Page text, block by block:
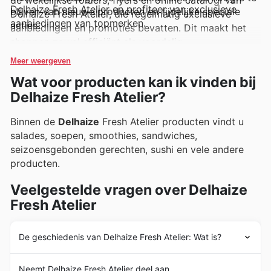
Delhaize Fresh Atelier, die regelmatig exclusieve
aanbiedingen en promoties bevatten. Dit maakt het
shoppen zowel efficiënt als voordelig.
blijven van nieuwe producten en tijdelijke speciale
acties.
Delhaize Fresh Atelier en profiteer van exclusieve
aanbiedingen van topmerken.
Meer weergeven
Wat voor producten kan ik vinden bij
Delhaize Fresh Atelier?
Binnen de Delhaize Fresh Atelier producten vindt u
salades, soepen, smoothies, sandwiches,
seizoensgebonden gerechten, sushi en vele andere
producten.
Veelgestelde vragen over Delhaize
Fresh Atelier
De geschiedenis van Delhaize Fresh Atelier: Wat is?
Neemt Delhaize Fresh Atelier deel aan